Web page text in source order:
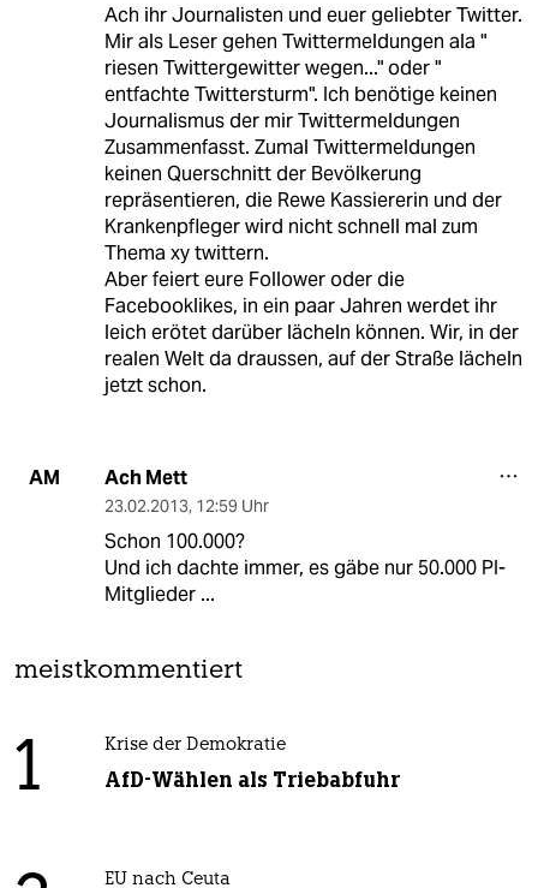
Ach ihr Journalisten und euer geliebter Twitter.
Mir als Leser gehen Twittermeldungen ala "
riesen Twittergewitter wegen..." oder "
entfachte Twittersturm". Ich benötige keinen
Journalismus der mir Twittermeldungen
Zusammenfasst. Zumal Twittermeldungen
keinen Querschnitt der Bevölkerung
repräsentieren, die Rewe Kassiererin und der
Krankenpfleger wird nicht schnell mal zum
Thema xy twittern.
Aber feiert eure Follower oder die
Facebooklikes, in ein paar Jahren werdet ihr
leich erötet darüber lächeln können. Wir, in der
realen Welt da draussen, auf der Straße lächeln
jetzt schon.
AM Ach Mett
23.02.2013, 12:59 Uhr
Schon 100.000?
Und ich dachte immer, es gäbe nur 50.000 PI-
Mitglieder ...
meistkommentiert
1 Krise der Demokratie
AfD-Wählen als Triebabfuhr
EU nach Ceuta